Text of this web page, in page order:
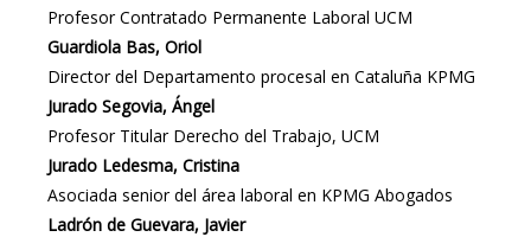
Profesor Contratado Permanente Laboral UCM
Guardiola Bas, Oriol
Director del Departamento procesal en Cataluña KPMG
Jurado Segovia, Ángel
Profesor Titular Derecho del Trabajo, UCM
Jurado Ledesma, Cristina
Asociada senior del área laboral en KPMG Abogados
Ladrón de Guevara, Javier